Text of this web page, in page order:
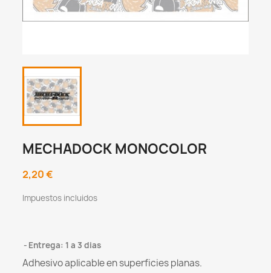
MECHADOCK MONOCOLOR
2,20 €
Impuestos incluidos
Entrega: 1 a 3 dias
Adhesivo aplicable en superficies planas.